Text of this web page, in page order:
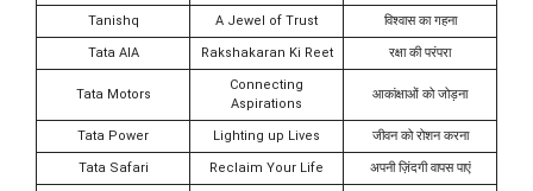
Tanishq A Jewel of Trust विश्वास का गहना
Tata AIA Rakshakaran Ki Reet रक्षा की परंपरा
Tata Motors
Connecting
Aspirations
आकांक्षाओं को जोड़ना
Tata Power Lighting up Lives जीवन को रोशन करना
Tata Safari Reclaim Your Life अपनी ज़िंदगी वापस पाएं